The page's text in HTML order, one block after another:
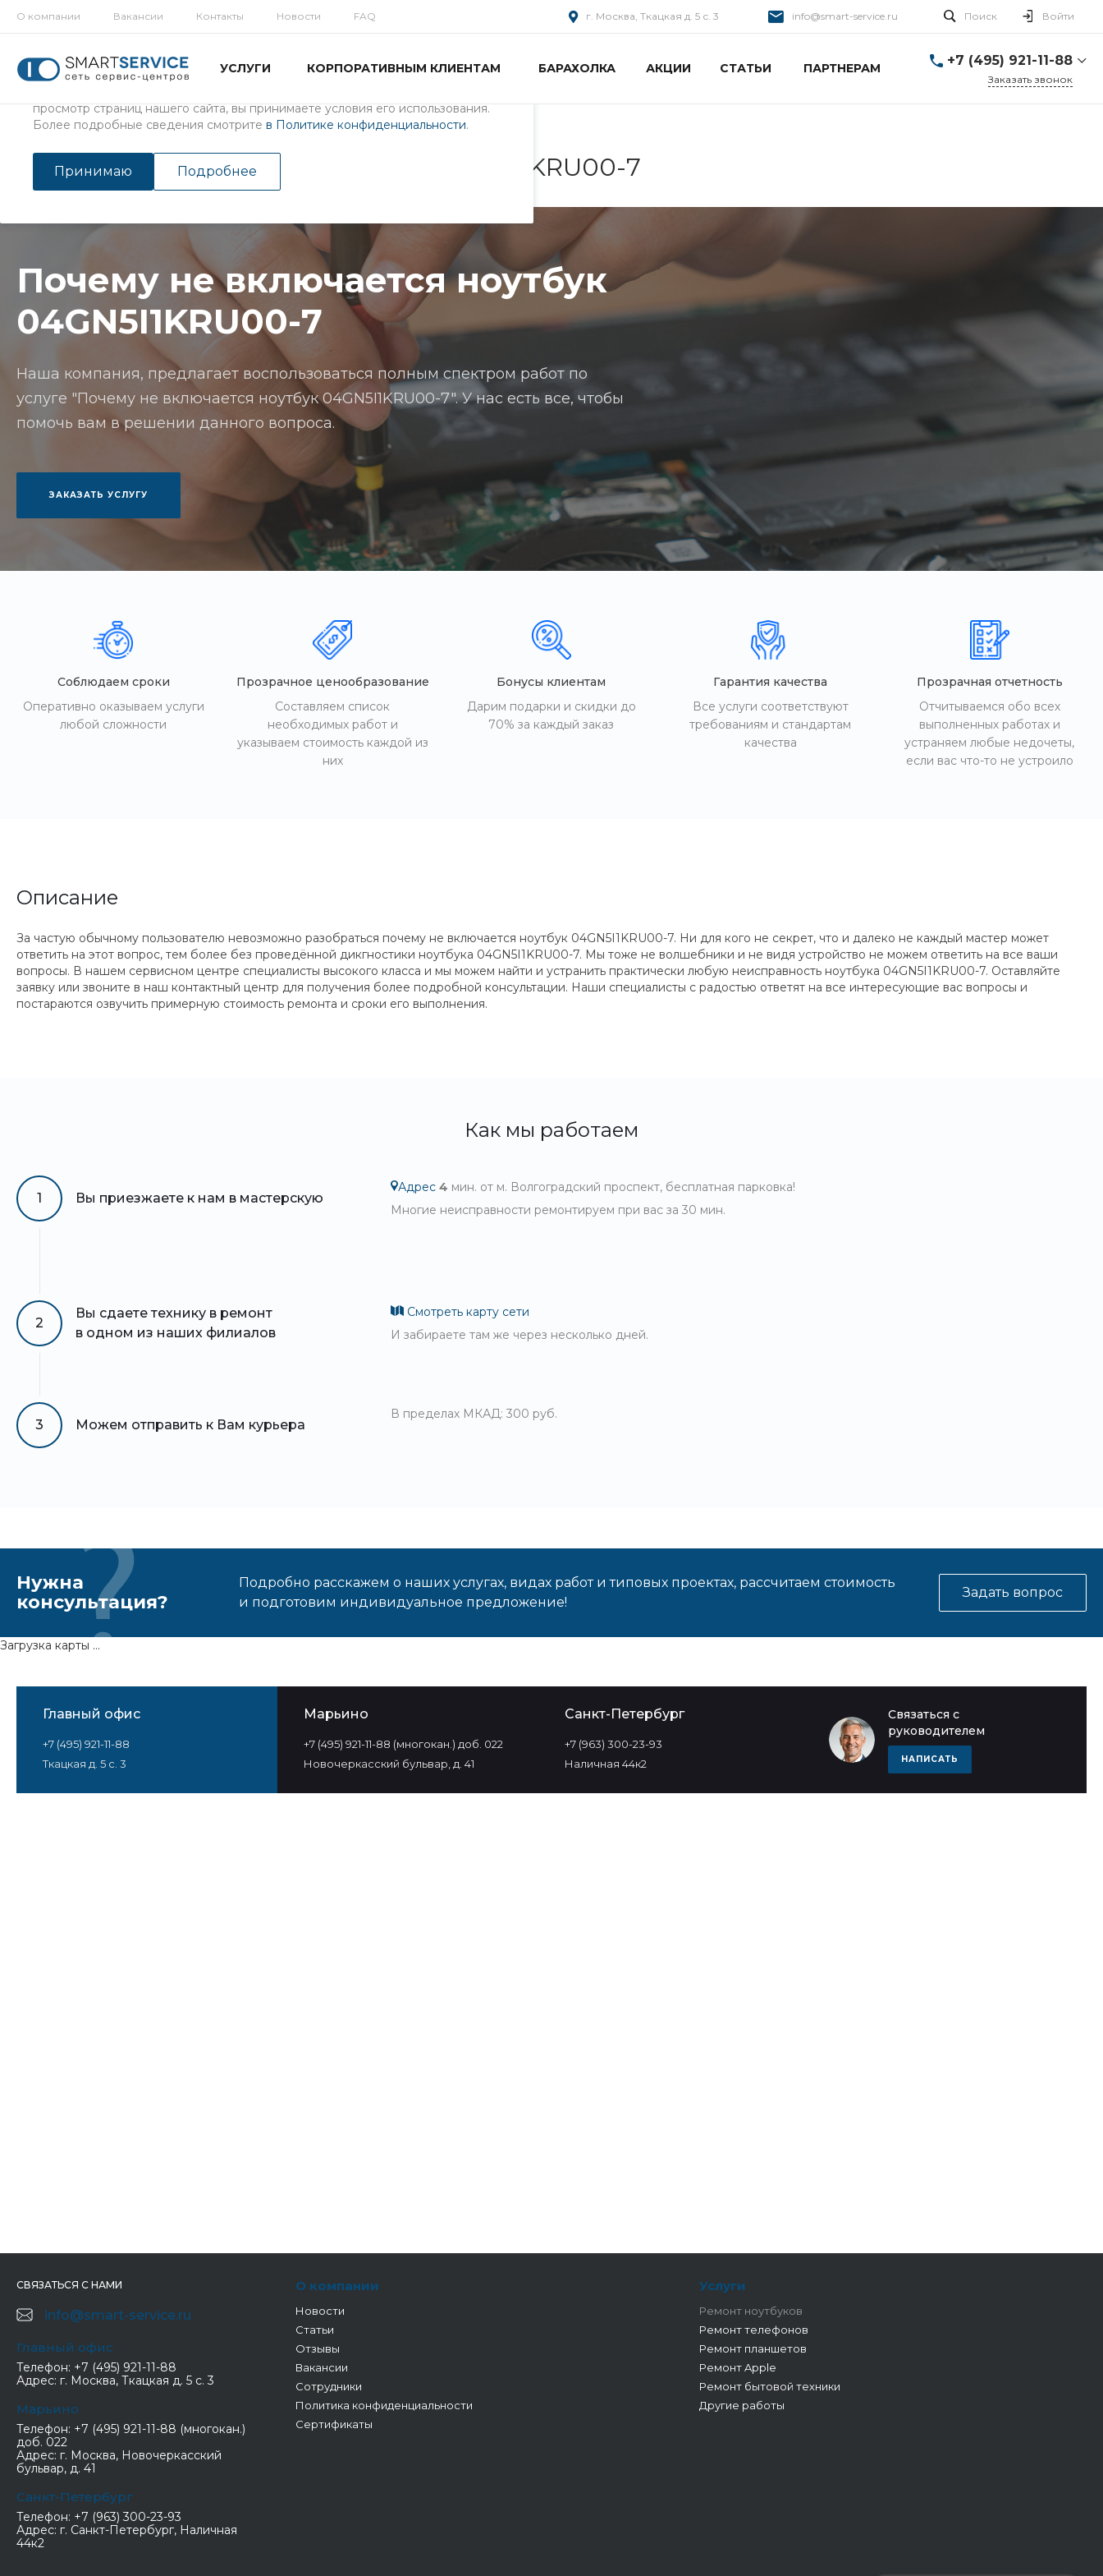
Мы используем файлы cookie, разработанные нашими специалистами и
просмотр страниц нашего сайта, вы принимаете условия его использования.
Более подробные сведения смотрите в Политике конфиденциальности.
Принимаю Подробнее
О компании Вакансии Контакты Новости FAQ г. Москва, Ткацкая д. 5 с. 3 info@smart-service.ru Поиск Войти
УСЛУГИ КОРПОРАТИВНЫМ КЛИЕНТАМ БАРАХОЛКА АКЦИИ СТАТЬИ ПАРТНЕРАМ
+7 (495) 921-11-88
Заказать звонок
Почему не включается ноутбук 04GN5I1KRU00-7
Почему не включается ноутбук
04GN5I1KRU00-7
Наша компания, предлагает воспользоваться полным спектром работ по
услуге "Почему не включается ноутбук 04GN5I1KRU00-7". У нас есть все, чтобы
помочь вам в решении данного вопроса.
ЗАКАЗАТЬ УСЛУГУ
Соблюдаем сроки
Оперативно оказываем услуги
любой сложности
Прозрачное ценообразование
Составляем список
необходимых работ и
указываем стоимость каждой из
них
Бонусы клиентам
Дарим подарки и скидки до
70% за каждый заказ
Гарантия качества
Все услуги соответствуют
требованиям и стандартам
качества
Прозрачная отчетность
Отчитываемся обо всех
выполненных работах и
устраняем любые недочеты,
если вас что-то не устроило
Описание
За частую обычному пользователю невозможно разобраться почему не включается ноутбук 04GN5I1KRU00-7. Ни для кого не секрет, что и далеко не каждый мастер может
ответить на этот вопрос, тем более без проведённой дикгностики ноутбука 04GN5I1KRU00-7. Мы тоже не волшебники и не видя устройство не можем ответить на все ваши
вопросы. В нашем сервисном центре специалисты высокого класса и мы можем найти и устранить практически любую неисправность ноутбука 04GN5I1KRU00-7. Оставляйте
заявку или звоните в наш контактный центр для получения более подробной консультации. Наши специалисты с радостью ответят на все интересующие вас вопросы и
постараются озвучить примерную стоимость ремонта и сроки его выполнения.
Как мы работаем
1 Вы приезжаете к нам в мастерскую
Адрес 4 мин. от м. Волгоградский проспект, бесплатная парковка!
Многие неисправности ремонтируем при вас за 30 мин.
2
Вы сдаете технику в ремонт
в одном из наших филиалов
Смотреть карту сети
И забираете там же через несколько дней.
3 Можем отправить к Вам курьера
В пределах МКАД: 300 руб.
Нужна
консультация?
Подробно расскажем о наших услугах, видах работ и типовых проектах, рассчитаем стоимость
и подготовим индивидуальное предложение!
Задать вопрос
Связаться с
руководителем
НАПИСАТЬ
Главный офис
+7 (495) 921-11-88
Ткацкая д. 5 с. 3
Марьино
+7 (495) 921-11-88 (многокан.) доб. 022
Новочеркасский бульвар, д. 41
Санкт-Петербург
+7 (963) 300-23-93
Наличная 44к2
Загрузка карты ...
СВЯЗАТЬСЯ С НАМИ
info@smart-service.ru
Главный офис
Телефон: +7 (495) 921-11-88
Адрес: г. Москва, Ткацкая д. 5 с. 3
Марьино
Телефон: +7 (495) 921-11-88 (многокан.)
доб. 022
Адрес: г. Москва, Новочеркасский
бульвар, д. 41
Санкт-Петербург
Телефон: +7 (963) 300-23-93
Адрес: г. Санкт-Петербург, Наличная
44к2
О компании
Новости
Статьи
Отзывы
Вакансии
Сотрудники
Политика конфиденциальности
Сертификаты
Услуги
Ремонт ноутбуков
Ремонт телефонов
Ремонт планшетов
Ремонт Apple
Ремонт бытовой техники
Другие работы